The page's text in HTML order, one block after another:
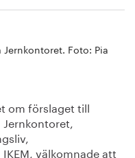
Foto: Pia
om förslaget till
Jernkontoret,
välkomnade att